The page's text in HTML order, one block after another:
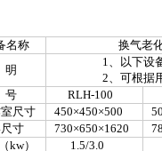
称
换气老化试验箱
1、以下设备数据
2、可根据用户的
RLH-100
尺寸
450×450×500
寸
730×650×1620
kw）
1.5/3.0